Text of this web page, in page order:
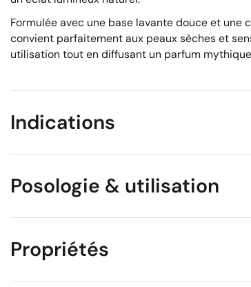
Formulée avec une base lavante douce et
convient parfaitement aux peaux sèches et
utilisation tout en diffusant un parfum
Indications
Posologie & utilisation
Propriétés